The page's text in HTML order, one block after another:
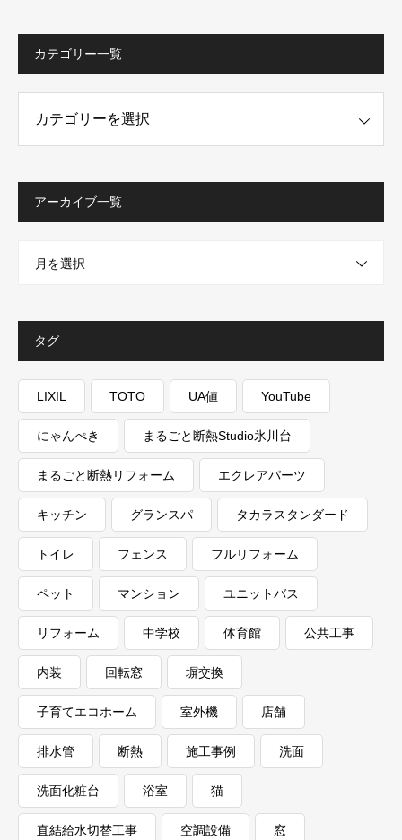
カテゴリー一覧
アーカイブ一覧
月を選択
タグ
LIXIL TOTO UA値 YouTube
にゃんぺき まるごと断熱Studio氷川台
まるごと断熱リフォーム エクレアパーツ
キッチン グランスパ タカラスタンダード
トイレ フェンス フルリフォーム
ペット マンション ユニットバス
リフォーム 中学校 体育館 公共工事
内装 回転窓 塀交換
子育てエコホーム 室外機 店舗
排水管 断熱 施工事例 洗面
洗面化粧台 浴室 猫
直結給水切替工事 空調設備 窓